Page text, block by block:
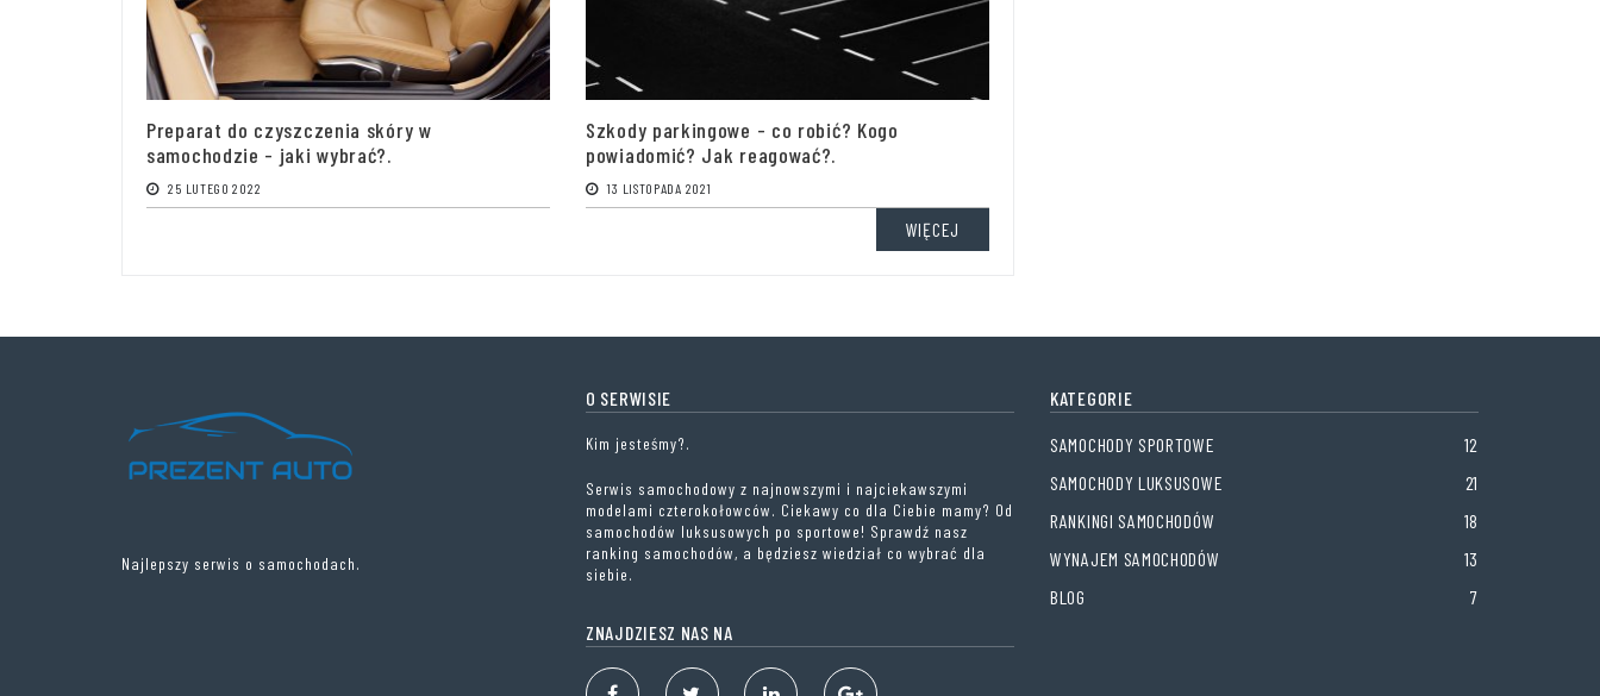
Preparat do czyszczenia skóry w
samochodzie - jaki wybrać?.
25 LUTEGO 2022
Szkody parkingowe - co robić? Kogo
powiadomić? Jak reagować?.
13 LISTOPADA 2021
WIĘCEJ
Najlepszy serwis o samochodach.
O SERWISIE
Kim jesteśmy?.
Serwis samochodowy z najnowszymi i najciekawszymi
modelami czterokołowców. Ciekawy co dla Ciebie mamy? Od
samochodów luksusowych po sportowe! Sprawdź nasz
ranking samochodów, a będziesz wiedział co wybrać dla
siebie.
ZNAJDZIESZ NAS NA
KATEGORIE
SAMOCHODY SPORTOWE
12
SAMOCHODY LUKSUSOWE
21
RANKINGI SAMOCHODÓW
18
WYNAJEM SAMOCHODÓW
13
BLOG
7